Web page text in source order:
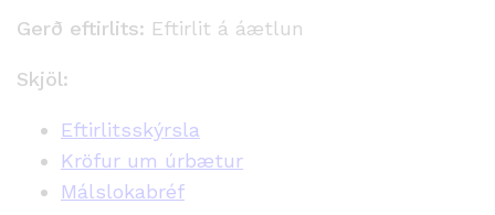
Gerð eftirlits: Eftirlit á áætlun
Skjöl:
Eftirlitsskýrsla
Kröfur um úrbætur
Málslokabréf